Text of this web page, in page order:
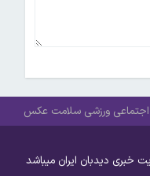
ورزشی سلامت عکس
دیدبان ایران میباشد